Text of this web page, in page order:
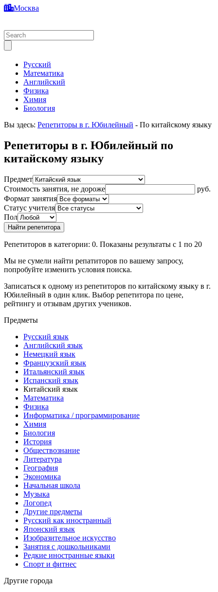
Москва
Русский
Математика
Английский
Физика
Химия
Биология
Вы здесь: Репетиторы в г. Юбилейный - По китайскому языку
Репетиторы в г. Юбилейный по
китайскому языку
Предмет
Стоимость занятия, не дороже
руб.
Формат занятия
Статус учителя
Пол
Репетиторов в категории: 0. Показаны результаты с 1 по 20
Мы не сумели найти репатиторов по вашему запросу,
попробуйте изменить условия поиска.
Записаться к одному из репетиторов по китайскому языку в г.
Юбилейный в один клик. Выбор репетитора по цене,
рейтингу и отзывам других учеников.
Предметы
Русский язык
Английский язык
Немецкий язык
Французский язык
Итальянский язык
Испанский язык
Китайский язык
Математика
Физика
Информатика / программирование
Химия
Биология
История
Обществознание
Литература
География
Экономика
Начальная школа
Музыка
Логопед
Другие предметы
Русский как иностранный
Японский язык
Изобразительное искусство
Занятия с дошкольниками
Редкие иностранные языки
Спорт и фитнес
Другие города